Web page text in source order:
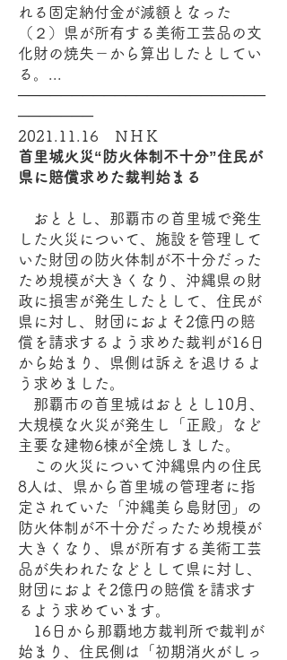
れる固定納付金が減額となった
（２）県が所有する美術工芸品の文
化財の焼失－から算出したとしてい
る。...
───────────────────────
───────
2021.11.16 ＮＨＫ
首里城火災“防火体制不十分”住民が
県に賠償求めた裁判始まる
おととし、那覇市の首里城で発生
した火災について、施設を管理して
いた財団の防火体制が不十分だった
ため規模が大きくなり、沖縄県の財
政に損害が発生したとして、住民が
県に対し、財団におよそ2億円の賠
償を請求するよう求めた裁判が16日
から始まり、県側は訴えを退けるよ
う求めました。
那覇市の首里城はおととし10月、
大規模な火災が発生し「正殿」など
主要な建物6棟が全焼しました。
この火災について沖縄県内の住民
8人は、県から首里城の管理者に指
定されていた「沖縄美ら島財団」の
防火体制が不十分だったため規模が
大きくなり、県が所有する美術工芸
品が失われたなどとして県に対し、
財団におよそ2億円の賠償を請求す
るよう求めています。
16日から那覇地方裁判所で裁判が
始まり、住民側は「初期消火がしっ